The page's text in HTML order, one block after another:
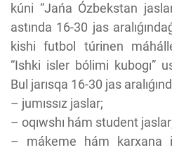
kúni “Jańa Ózbekstan
astında 16-30 jas
kishi futbol túrinen
“Ishki isler bólimi kubogı”
Bul jarısqa 16-30 jas
– jumıssız jaslar;
– oqıwshı hám student
– mákeme hám karxana